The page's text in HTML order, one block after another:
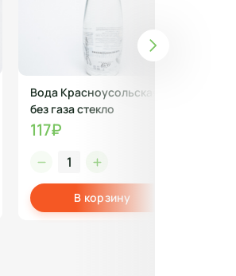
Вода Красноусольская
без газа стекло
117₽
В корзину